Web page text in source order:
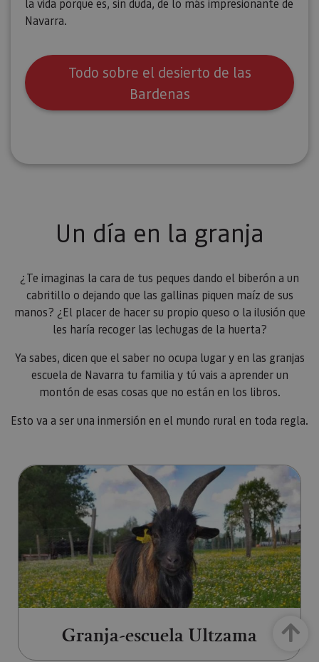
la vida porque es, sin duda, de lo más impresionante de
Navarra.
Todo sobre el desierto de las
Bardenas
Un día en la granja
¿Te imaginas la cara de tus peques dando el biberón a un
cabritillo o dejando que las gallinas piquen maíz de sus
manos? ¿El placer de hacer su propio queso o la ilusión que
les haría recoger las lechugas de la huerta?
Ya sabes, dicen que el saber no ocupa lugar y en las granjas
escuela de Navarra tu familia y tú vais a aprender un
montón de esas cosas que no están en los libros.
Esto va a ser una inmersión en el mundo rural en toda regla.
Ir a Granja-escuela Ultzama
Granja-escuela Ultzama Arriba